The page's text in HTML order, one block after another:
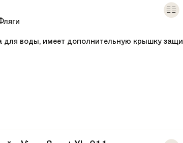
для воды, имеет дополнительную крышку